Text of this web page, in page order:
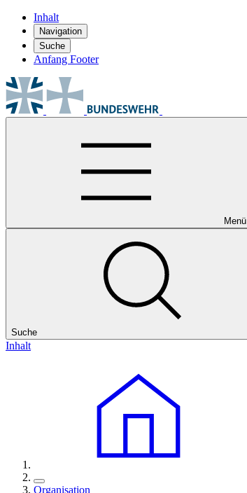
Inhalt
Navigation
Suche
Anfang Footer
Menü
Suche
Inhalt
Organisation